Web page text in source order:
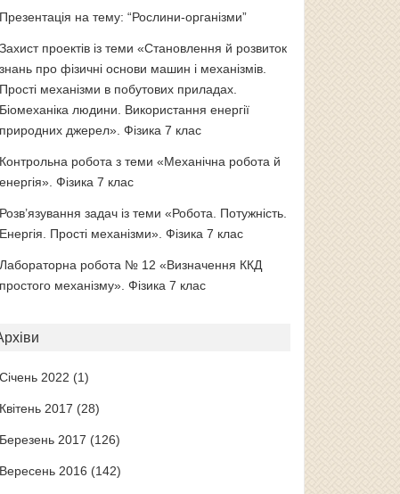
Презентація на тему: “Рослини-організми”
Захист проектів із теми «Становлення й розвиток
знань про фізичні основи машин і механізмів.
Прості механізми в побутових приладах.
Біомеханіка людини. Використання енергії
природних джерел». Фізика 7 клас
Контрольна робота з теми «Механічна робота й
енергія». Фізика 7 клас
Розв’язування задач із теми «Робота. Потужність.
Енергія. Прості механізми». Фізика 7 клас
Лабораторна робота № 12 «Визначення ККД
простого механізму». Фізика 7 клас
Січень 2022 (1)
Квітень 2017 (28)
Березень 2017 (126)
Вересень 2016 (142)